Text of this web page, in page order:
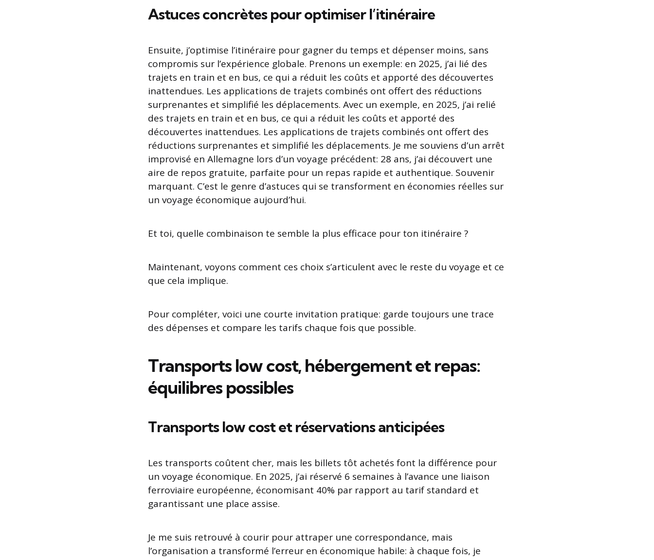
Astuces concrètes pour optimiser l’itinéraire
Ensuite, j’optimise l’itinéraire pour gagner du temps et dépenser moins, sans
compromis sur l’expérience globale. Prenons un exemple: en 2025, j’ai lié des
trajets en train et en bus, ce qui a réduit les coûts et apporté des découvertes
inattendues. Les applications de trajets combinés ont offert des réductions
surprenantes et simplifié les déplacements. Avec un exemple, en 2025, j’ai relié
des trajets en train et en bus, ce qui a réduit les coûts et apporté des
découvertes inattendues. Les applications de trajets combinés ont offert des
réductions surprenantes et simplifié les déplacements. Je me souviens d’un arrêt
improvisé en Allemagne lors d’un voyage précédent: 28 ans, j’ai découvert une
aire de repos gratuite, parfaite pour un repas rapide et authentique. Souvenir
marquant. C’est le genre d’astuces qui se transforment en économies réelles sur
un voyage économique aujourd’hui.
Et toi, quelle combinaison te semble la plus efficace pour ton itinéraire ?
Maintenant, voyons comment ces choix s’articulent avec le reste du voyage et ce
que cela implique.
Pour compléter, voici une courte invitation pratique: garde toujours une trace
des dépenses et compare les tarifs chaque fois que possible.
Transports low cost, hébergement et repas:
équilibres possibles
Transports low cost et réservations anticipées
Les transports coûtent cher, mais les billets tôt achetés font la différence pour
un voyage économique. En 2025, j’ai réservé 6 semaines à l’avance une liaison
ferroviaire européenne, économisant 40% par rapport au tarif standard et
garantissant une place assise.
Je me suis retrouvé à courir pour attraper une correspondance, mais
l’organisation a transformé l’erreur en économique habile: à chaque fois, je